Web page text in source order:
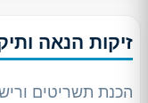
זיקות הנאה
הכנת תשריטים